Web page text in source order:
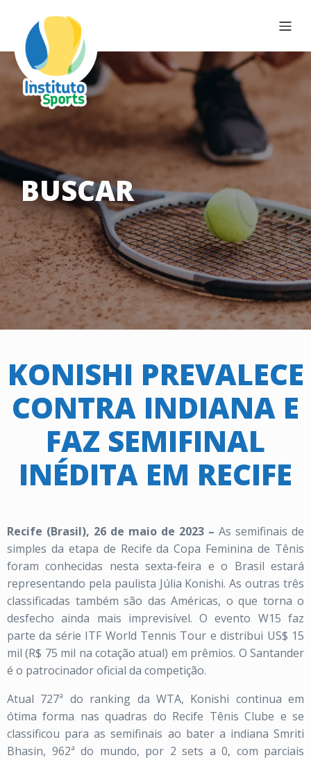
BUSCAR
KONISHI PREVALECE
CONTRA INDIANA E
FAZ SEMIFINAL
INÉDITA EM RECIFE
Recife (Brasil), 26 de maio de 2023 – As semifinais de
simples da etapa de Recife da Copa Feminina de Tênis
foram conhecidas nesta sexta-feira e o Brasil estará
representando pela paulista Júlia Konishi. As outras três
classificadas também são das Américas, o que torna o
desfecho ainda mais imprevisível. O evento W15 faz
parte da série ITF World Tennis Tour e distribui US$ 15
mil (R$ 75 mil na cotação atual) em prêmios. O Santander
é o patrocinador oficial da competição.
Atual 727ª do ranking da WTA, Konishi continua em
ótima forma nas quadras do Recife Tênis Clube e se
classificou para as semifinais ao bater a indiana Smriti
Bhasin, 962ª do mundo, por 2 sets a 0, com parciais